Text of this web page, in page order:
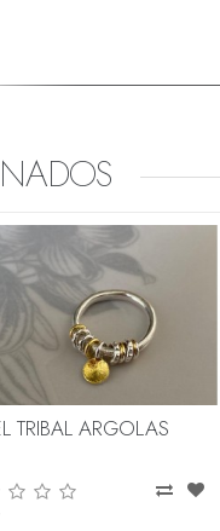
TRIBAL ARGOLAS